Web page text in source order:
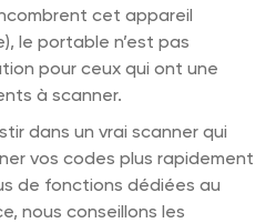
cet appareil
le portable n’est pas
pour ceux qui ont une
à scanner.
dans un vrai scanner qui
vos codes plus rapidement
de fonctions dédiées au
nous conseillons les